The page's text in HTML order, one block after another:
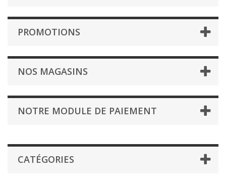
PROMOTIONS
NOS MAGASINS
NOTRE MODULE DE PAIEMENT
CATÉGORIES